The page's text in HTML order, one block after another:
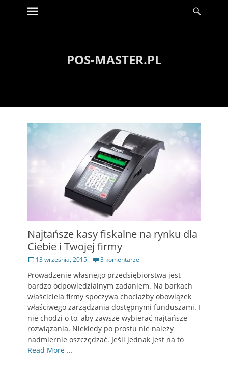
Wyświetl
zawartość
Menu
POS-MASTER.PL
Najtańsze kasy fiskalne na rynku dla
Ciebie i Twojej firmy
Opublikowano
13 września, 2015 3 komentarze
Prowadzenie własnego przedsiębiorstwa jest
bardzo odpowiedzialnym zadaniem. Na barkach
właściciela firmy spoczywa chociażby obowiązek
właściwego zarządzania dostępnymi funduszami. I
nie chodzi o to, aby zawsze wybierać najtańsze
rozwiązania. Niekiedy po prostu nie należy
nadmiernie oszczędzać. Jeśli jednak jest na to
Read More …